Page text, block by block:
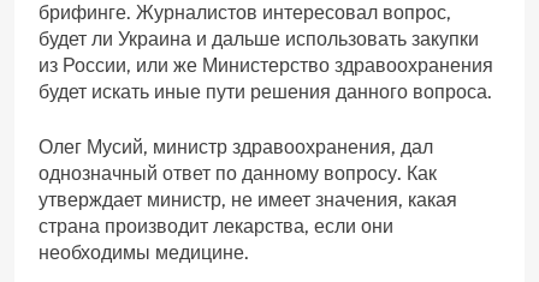
брифинге. Журналистов интересовал вопрос,
будет ли Украина и дальше использовать закупки
из России, или же Министерство здравоохранения
будет искать иные пути решения данного вопроса.
Олег Мусий, министр здравоохранения, дал
однозначный ответ по данному вопросу. Как
утверждает министр, не имеет значения, какая
страна производит лекарства, если они
необходимы медицине.